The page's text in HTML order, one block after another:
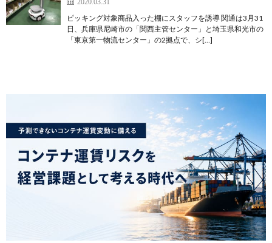
ピッキング対象商品入った棚にスタッフを誘導 関通は3月31
日、兵庫県尼崎市の「関西主管センター」と埼玉県和光市の
「東京第一物流センター」の2拠点で、シ[…]